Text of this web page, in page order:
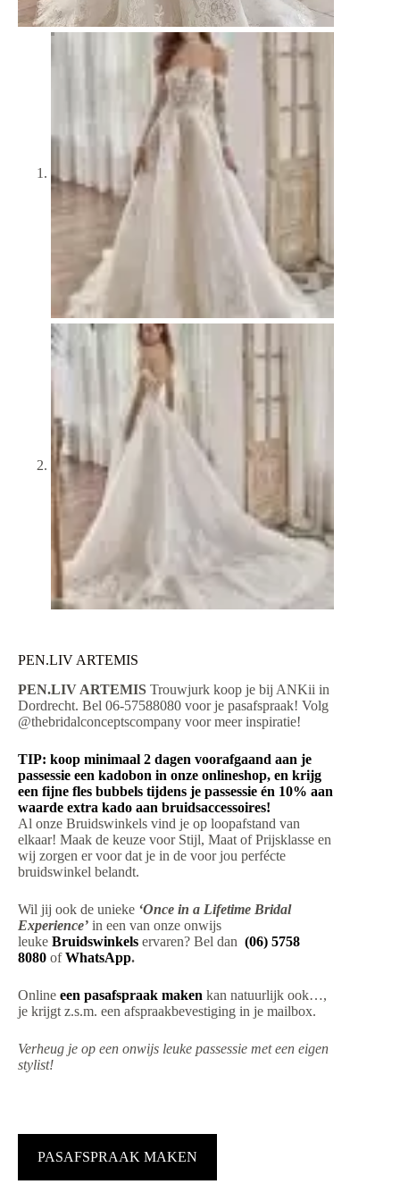
PEN.LIV ARTEMIS
PEN.LIV ARTEMIS Trouwjurk koop je bij ANKii in
Dordrecht. Bel 06-57588080 voor je pasafspraak! Volg
@thebridalconceptscompany voor meer inspiratie!
TIP: koop minimaal 2 dagen voorafgaand aan je
passessie een kadobon in onze onlineshop, en krijg
een fijne fles bubbels tijdens je passessie én 10% aan
waarde extra kado aan bruidsaccessoires!
Al onze Bruidswinkels vind je op loopafstand van
elkaar! Maak de keuze voor Stijl, Maat of Prijsklasse en
wij zorgen er voor dat je in de voor jou perfécte
bruidswinkel belandt.
Wil jij ook de unieke ‘Once in a Lifetime Bridal
Experience’ in een van onze onwijs
leuke Bruidswinkels ervaren? Bel dan (06) 5758
8080 ofWhatsApp.
Online een pasafspraak maken kan natuurlijk ook…,
je krijgt z.s.m. een afspraakbevestiging in je mailbox.
Verheug je op een onwijs leuke passessie met een eigen
stylist!
PASAFSPRAAK MAKEN